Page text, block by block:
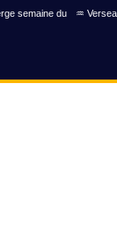
semaine du ♒